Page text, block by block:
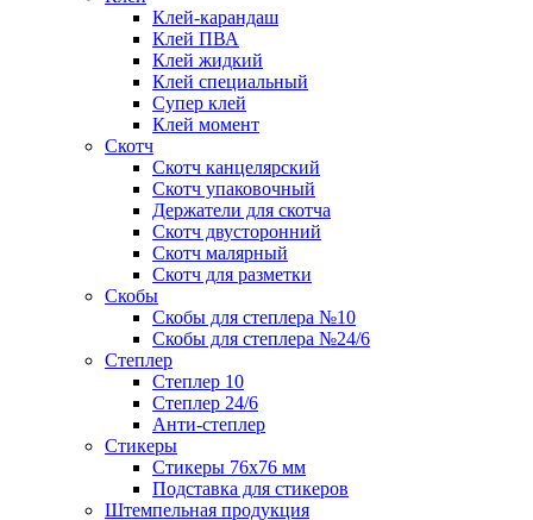
Клей-карандаш
Клей ПВА
Клей жидкий
Клей специальный
Супер клей
Клей момент
Скотч
Скотч канцелярский
Скотч упаковочный
Держатели для скотча
Скотч двусторонний
Скотч малярный
Скотч для разметки
Скобы
Скобы для степлера №10
Скобы для степлера №24/6
Степлер
Степлер 10
Степлер 24/6
Анти-степлер
Стикеры
Стикеры 76x76 мм
Подставка для стикеров
Штемпельная продукция